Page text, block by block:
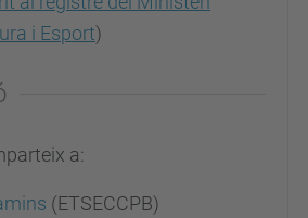
i Esport)
a:
(ETSECCPB)